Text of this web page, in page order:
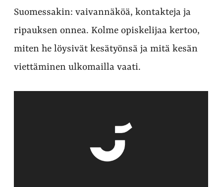
Suomessakin: vaivannäköä, kontakteja ja
ripauksen onnea. Kolme opiskelijaa kertoo,
miten he löysivät kesätyönsä ja mitä kesän
viettäminen ulkomailla vaati.